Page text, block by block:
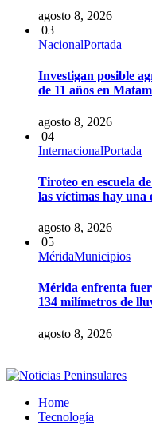
agosto 8, 2026
03
NacionalPortada
Investigan posible
de 11 años en
agosto 8, 2026
04
InternacionalPortada
Tiroteo en escuela
las víctimas hay una
agosto 8, 2026
05
MéridaMunicipios
Mérida enfrenta
134 milímetros de
agosto 8, 2026
Home
Tecnología